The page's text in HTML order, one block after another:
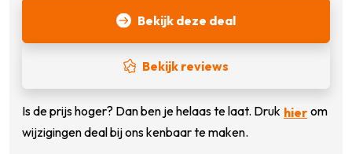
Bekijk deze deal
Bekijk reviews
Is de prijs hoger? Dan ben je helaas te laat. Druk hier om
wijzigingen deal bij ons kenbaar te maken.